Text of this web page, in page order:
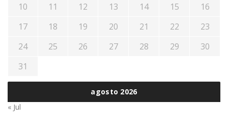
agosto 2026
10
11 12 13 14 15
16
17
18 19 20 21 22
23
24
25 26 27 28 29
30
31
« Jul